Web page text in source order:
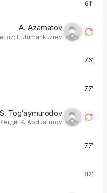
61′
A. Azamatov
F. Jumankuziev
76′
77′
S. Tog‘aymurodov
Кетди: K. Abdualimov
77′
82′